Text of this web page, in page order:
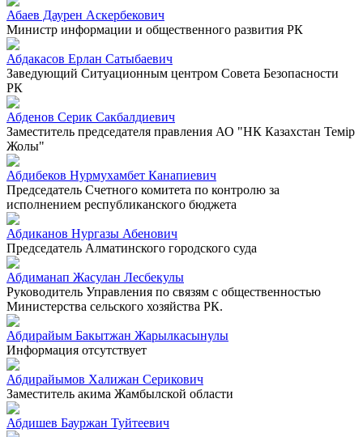
Абаев Даурен Аскербекович
Министр информации и общественного развития РК
Абдакасов Ерлан Сатыбаевич
Заведующий Ситуационным центром Совета Безопасности
РК
Абденов Серик Сакбалдиевич
Заместитель председателя правления АО "НК Казахстан Темiр
Жолы"
Абдибеков Нурмухамбет Канапиевич
Председатель Счетного комитета по контролю за
исполнением республиканского бюджета
Абдиканов Нургазы Абенович
Председатель Алматинского городского суда
Абдиманап Жасулан Лесбекулы
Руководитель Управления по связям с общественностью
Министерства сельского хозяйства РК.
Абдирайым Бакытжан Жарылкасынулы
Информация отсутствует
Абдирайымов Халижан Серикович
Заместитель акима Жамбылской области
Абдишев Бауржан Туйтеевич